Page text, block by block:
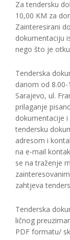
Za tendersku
10,00 KM za
Zainteresirani
dokumentaciju
nego što je
Tenderska
danom od
Sarajevo, ul.
prilaganje
dokumentacije
tendersku
adresom i
na e-mail
se na traženje
zahtjeva
Tenderska
ličnog
PDF formatu/